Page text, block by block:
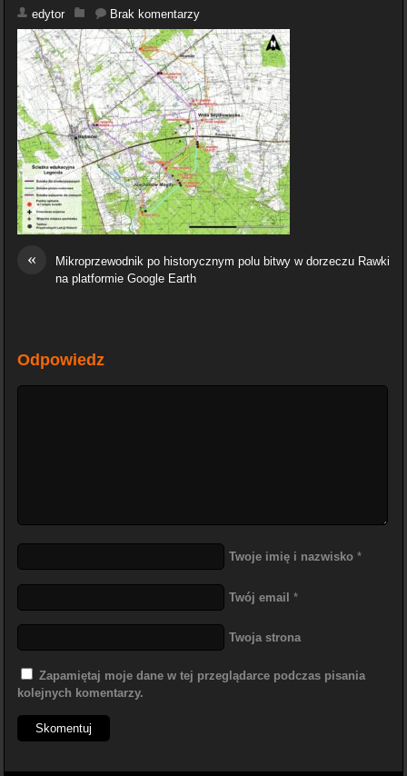
edytor Brak komentarzy
«
Mikroprzewodnik po historycznym polu bitwy w dorzeczu Rawki
na platformie Google Earth
Odpowiedz
Twoje imię i nazwisko *
Twój email *
Twoja strona
Zapamiętaj moje dane w tej przeglądarce podczas pisania
kolejnych komentarzy.